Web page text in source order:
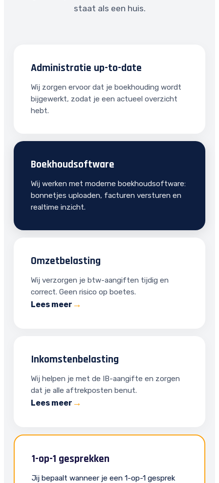
staat als een huis.
Administratie up-to-date
Wij zorgen ervoor dat je boekhouding wordt
bijgewerkt, zodat je een actueel overzicht
hebt.
Boekhoudsoftware
Wij werken met moderne boekhoudsoftware:
bonnetjes uploaden, facturen versturen en
realtime inzicht.
Omzetbelasting
Wij verzorgen je btw-aangiften tijdig en
correct. Geen risico op boetes.
Lees meer
Inkomstenbelasting
Wij helpen je met de IB-aangifte en zorgen
dat je alle aftrekposten benut.
Lees meer
1-op-1 gesprekken
Jij bepaalt wanneer je een 1-op-1 gesprek